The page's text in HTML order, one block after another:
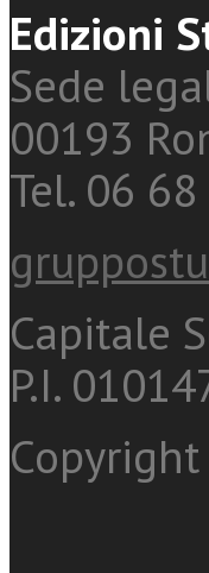
Edizioni
Sede
00193
Tel. 06
Capitale
P.I.